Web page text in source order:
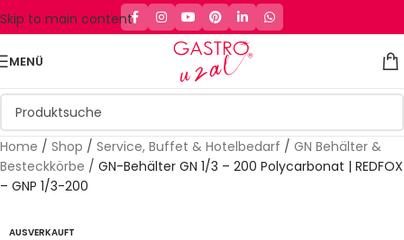
Skip to main content
MENÜ
Home / Shop / Service, Buffet & Hotelbedarf / GN Behälter &
Besteckkörbe / GN-Behälter GN 1/3 – 200 Polycarbonat | REDFOX
– GNP 1/3-200
AUSVERKAUFT